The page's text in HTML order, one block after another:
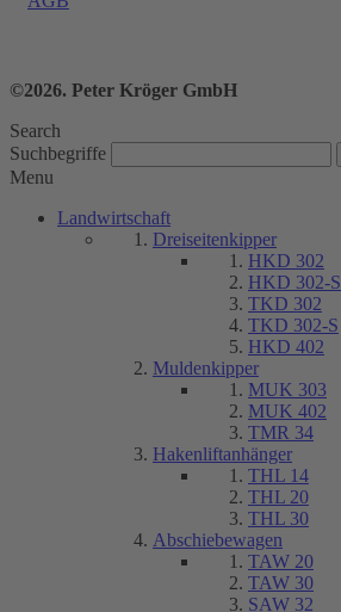
©2026. Peter Kröger GmbH
Search
Suchbegriffe
Menu
Landwirtschaft
Dreiseitenkipper
HKD 302
HKD 302-S
TKD 302
TKD 302-S
HKD 402
Muldenkipper
MUK 303
MUK 402
TMR 34
Hakenliftanhänger
THL 14
THL 20
THL 30
Abschiebewagen
TAW 20
TAW 30
SAW 32